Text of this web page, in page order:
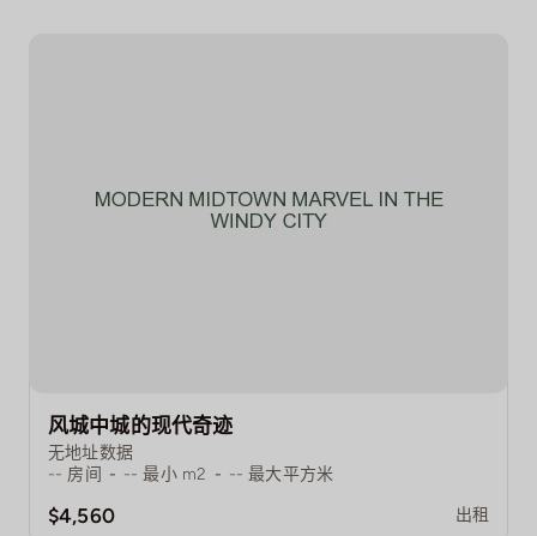
风城中城的现代奇迹
无地址数据
-- 房间 - -- 最小 m2 - -- 最大平方米
$4,560 出租